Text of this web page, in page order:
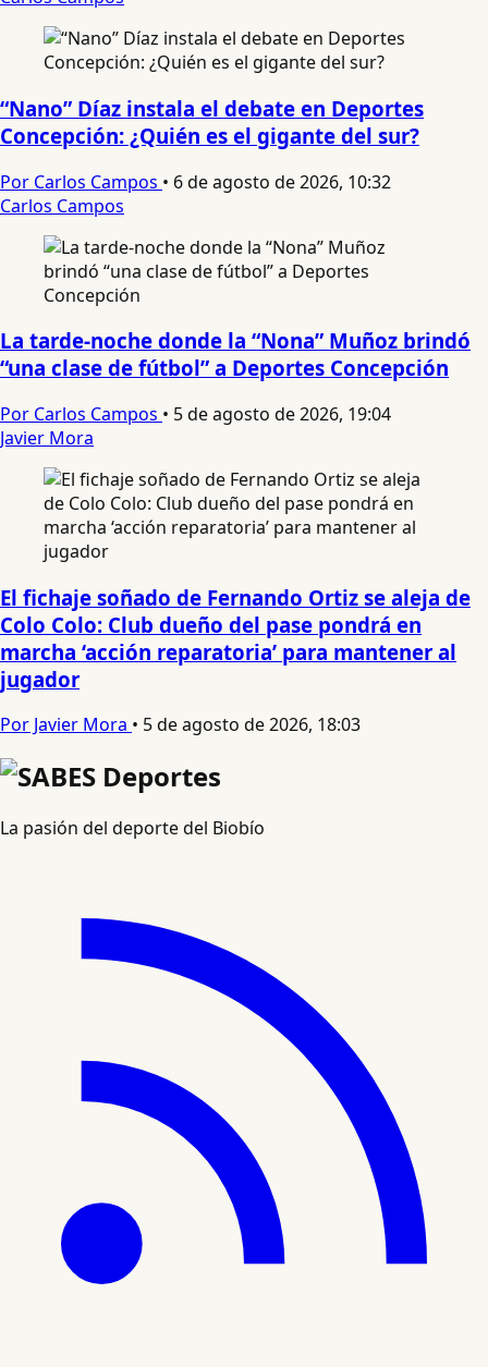
“Nano” Díaz instala el debate en Deportes
Concepción: ¿Quién es el gigante del sur?
Por Carlos Campos • 6 de agosto de 2026, 10:32
Carlos Campos
La tarde-noche donde la “Nona” Muñoz brindó
“una clase de fútbol” a Deportes Concepción
Por Carlos Campos • 5 de agosto de 2026, 19:04
Javier Mora
El fichaje soñado de Fernando Ortiz se aleja de
Colo Colo: Club dueño del pase pondrá en
marcha ‘acción reparatoria’ para mantener al
jugador
Por Javier Mora • 5 de agosto de 2026, 18:03
La pasión del deporte del Biobío